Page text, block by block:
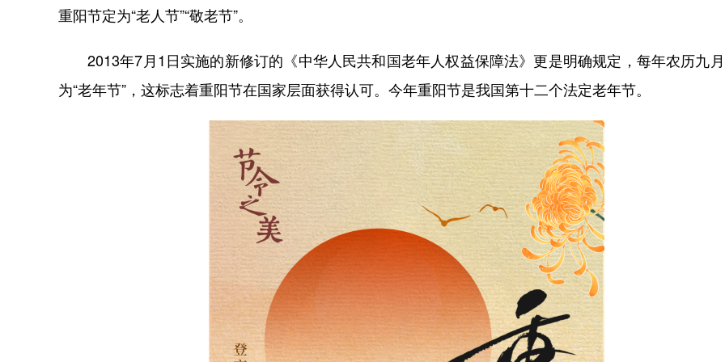
重阳节定为“老人节”“敬老节”。
2013年7月1日实施的新修订的《中华人民共和国老年人权益保障法》更是明确规定，每年农历九
为“老年节”，这标志着重阳节在国家层面获得认可。今年重阳节是我国第十二个法定老年节。